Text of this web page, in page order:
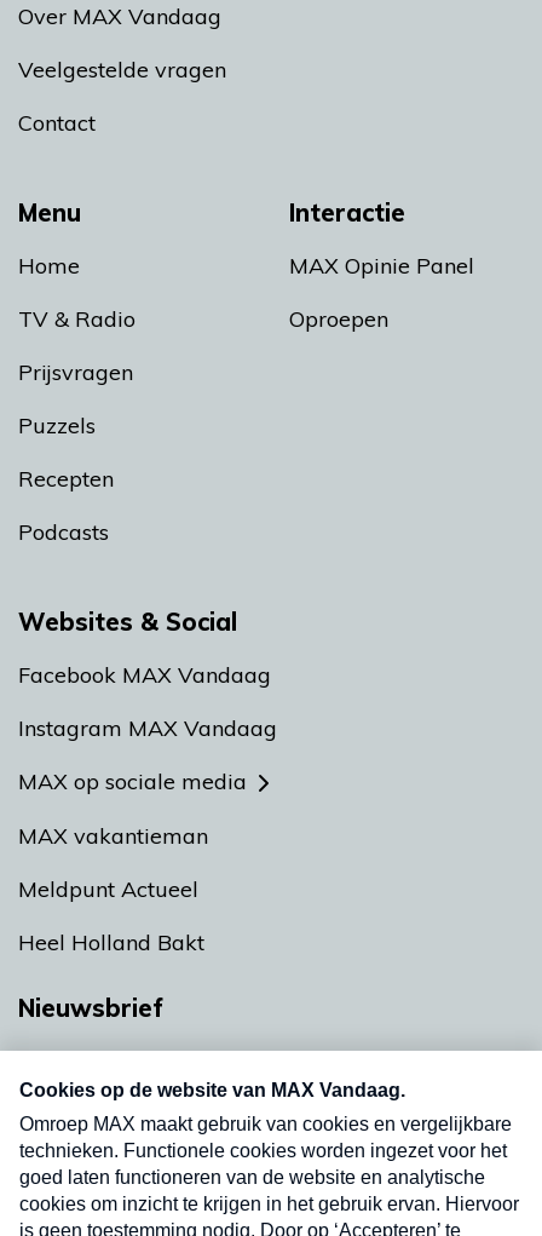
Menu
Home
TV & Radio
Prijsvragen
Puzzels
Recepten
Podcasts
Interactie
MAX Opinie Panel
Oproepen
Over MAX Vandaag
Veelgestelde vragen
Contact
Websites & Social
Facebook MAX Vandaag
Instagram MAX Vandaag
MAX op sociale media
MAX vakantieman
Meldpunt Actueel
Heel Holland Bakt
Nieuwsbrief
nieuwsbrief. Elke vrijdag- en dinsdagochtend in
uw mailbox.
Verzend